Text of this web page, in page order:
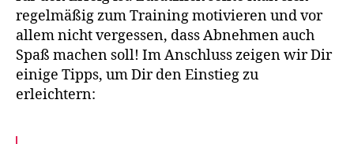
regelmäßig zum Training motivieren und vor
allem nicht vergessen, dass Abnehmen auch
Spaß machen soll! Im Anschluss zeigen wir Dir
einige Tipps, um Dir den Einstieg zu
erleichtern: